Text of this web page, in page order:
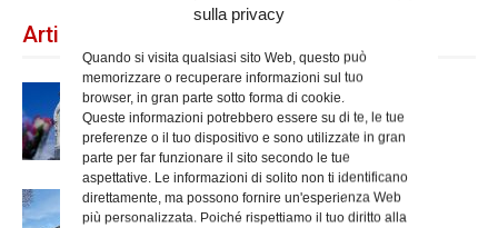
sulla privacy
Quando si visita qualsiasi sito Web, questo può
memorizzare o recuperare informazioni sul tuo
browser, in gran parte sotto forma di cookie.
Queste informazioni potrebbero essere su di te, le tue
preferenze o il tuo dispositivo e sono utilizzate in gran
parte per far funzionare il sito secondo le tue
aspettative. Le informazioni di solito non ti identificano
direttamente, ma possono fornire un'esperienza Web
più personalizzata. Poiché rispettiamo il tuo diritto alla
Articoli recenti
Dal 28 al 31 agosto il pellegrinaggio
diocesano a Lourdes
Nuove nomine nella diocesi di Roma